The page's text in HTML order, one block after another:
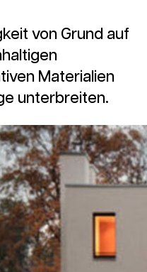
von Grund auf
Materialien
unterbreiten.